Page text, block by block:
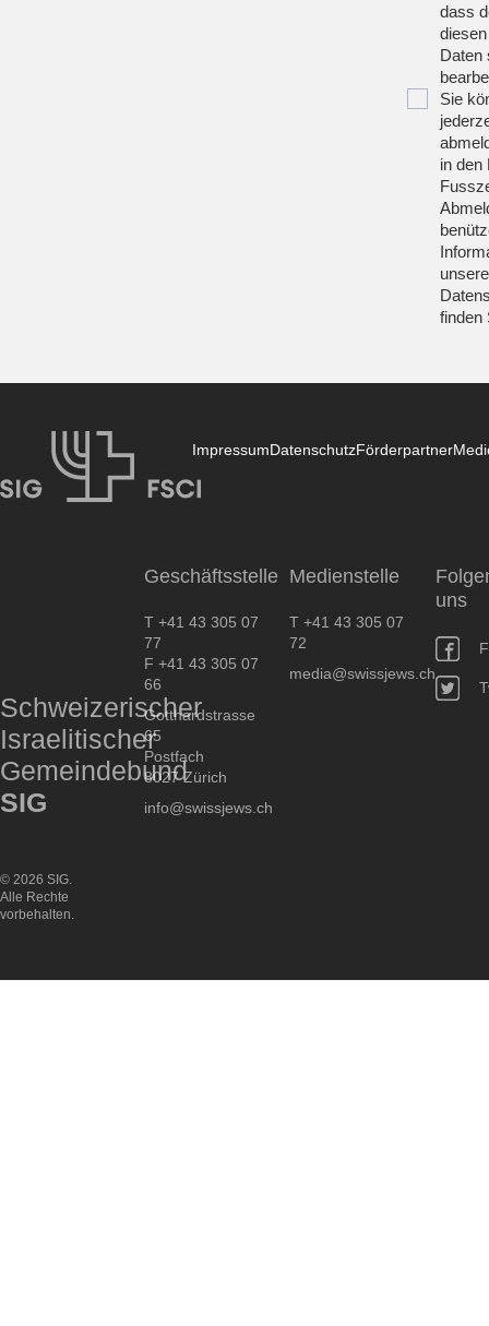
dass
Daten
Sie
in den
finden
ImpressumDatenschutzFörderpartner
Schweizerischer
Israelitischer
Gemeindebund
SIG
Geschäftsstelle
T +41 43 305 07
77
F +41 43 305 07
66
Gotthardstrasse
65
Postfach
8027 Zürich
info@swissjews.ch
Medienstelle
T +41 43 305 07
72
media@swissjews.ch
uns
© 2026 SIG.
Alle Rechte
vorbehalten.